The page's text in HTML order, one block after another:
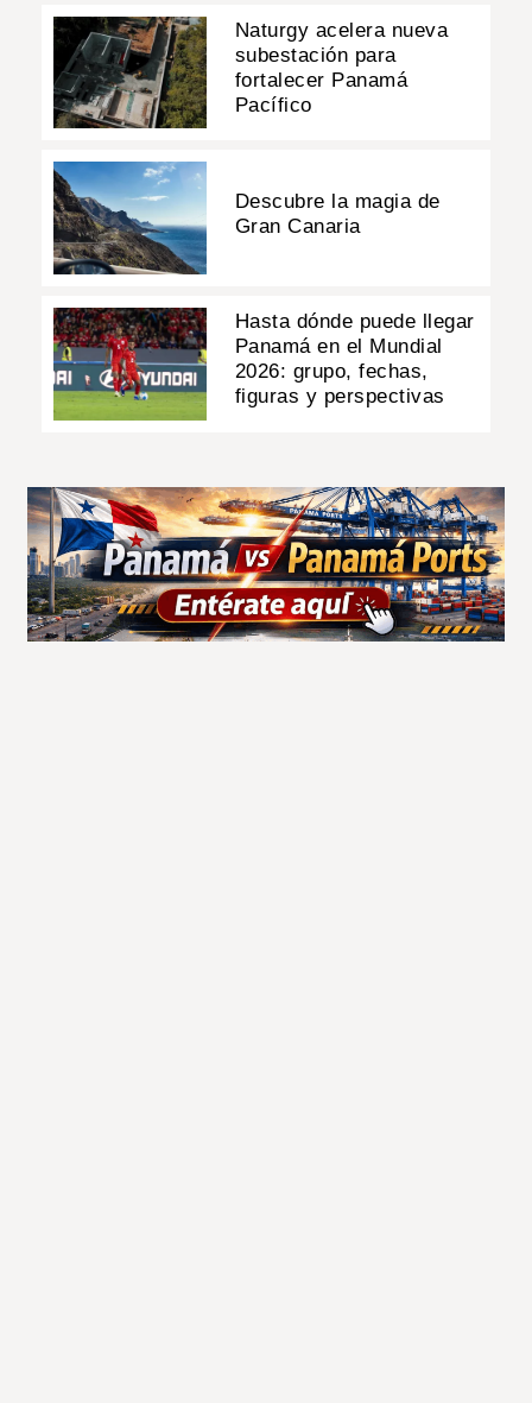
Naturgy acelera nueva
subestación para
fortalecer Panamá
Pacífico
Descubre la magia de
Gran Canaria
Hasta dónde puede llegar
Panamá en el Mundial
2026: grupo, fechas,
figuras y perspectivas